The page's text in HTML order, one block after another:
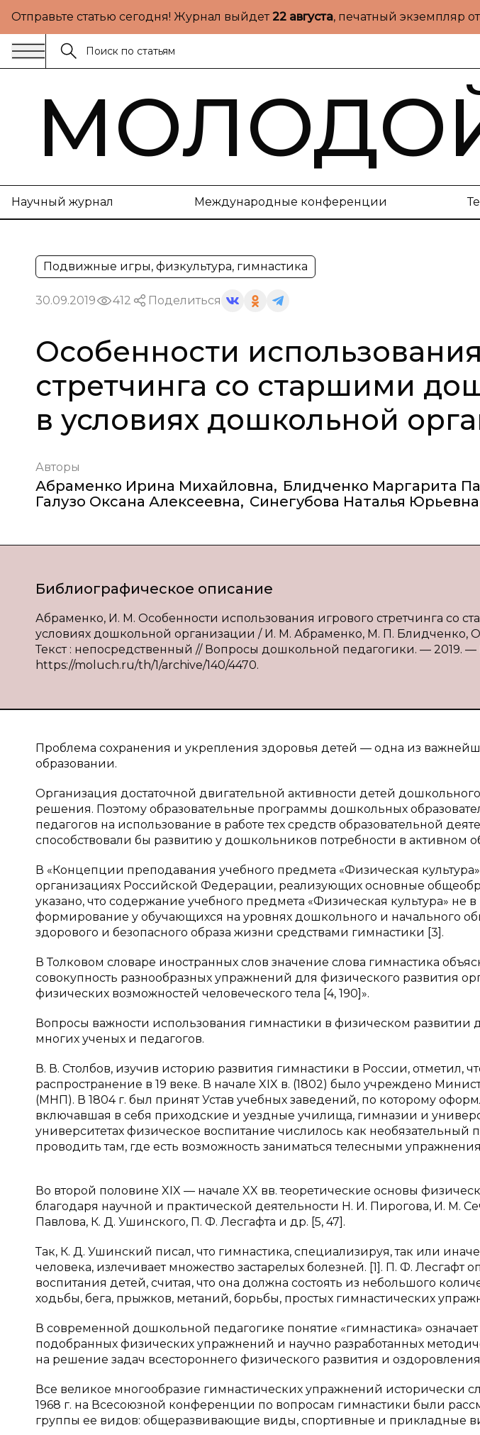
Отправьте статью сегодня! Журнал выйдет22 августа, печатный экземпляр
Научный журнал Международные конференции
Подвижные игры, физкультура, гимнастика
30.09.2019 412 Поделиться
Особенности
стретчинга со старшими
в условиях дошкольной
Авторы
Абраменко Ирина Михайловна, Блидченко Маргарита
Галузо Оксана Алексеевна, Синегубова Наталья Юрьевна
Библиографическое описание
Абраменко, И. М. Особенности использования игрового стретчинга со
условиях дошкольной организации / И. М. Абраменко, М. П. Блидченко,
Текст : непосредственный // Вопросы дошкольной педагогики. — 2019.
https://moluch.ru/th/1/archive/140/4470.
Проблема сохранения и укрепления здоровья детей — одна из
образовании.
Организация достаточной двигательной активности детей
решения. Поэтому образовательные программы дошкольных
педагогов на использование в работе тех средств образовательной
способствовали бы развитию у дошкольников потребности в активном
В «Концепции преподавания учебного предмета «Физическая
организациях Российской Федерации, реализующих основные
указано, что содержание учебного предмета «Физическая культура» не
формирование у обучающихся на уровнях дошкольного и начального
здорового и безопасного образа жизни средствами гимнастики [3].
В Толковом словаре иностранных слов значение слова гимнастика
совокупность разнообразных упражнений для физического развития
физических возможностей человеческого тела [4, 190]».
Вопросы важности использования гимнастики в физическом развитии
многих ученых и педагогов.
В. В. Столбов, изучив историю развития гимнастики в России, отметил,
распространение в 19 веке. В начале XIX в. (1802) было учреждено
(МНП). В 1804 г. был принят Устав учебных заведений, по которому
включавшая в себя приходские и уездные училища, гимназии и
университетах физическое воспитание числилось как необязательный
проводить там, где есть возможность заниматься телесными
Во второй половине XIX — начале XX вв. теоретические основы
благодаря научной и практической деятельности Н. И. Пирогова, И. М.
Павлова, К. Д. Ушинского, П. Ф. Лесгафта и др. [5, 47].
Так, К. Д. Ушинский писал, что гимнастика, специализируя, так или
человека, излечивает множество застарелых болезней. [1]. П. Ф. Лесгафт
воспитания детей, считая, что она должна состоять из небольшого
ходьбы, бега, прыжков, метаний, борьбы, простых гимнастических
В современной дошкольной педагогике понятие «гимнастика»
подобранных физических упражнений и научно разработанных
на решение задач всестороннего физического развития и оздоровления
Все великое многообразие гимнастических упражнений исторически
1968 г. на Всесоюзной конференции по вопросам гимнастики были
группы ее видов: общеразвивающие виды, спортивные и прикладные